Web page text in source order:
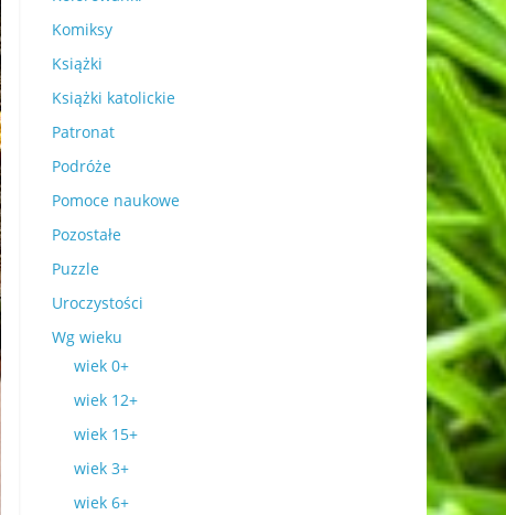
Komiksy
Książki
Książki katolickie
Patronat
Podróże
Pomoce naukowe
Pozostałe
Puzzle
Uroczystości
Wg wieku
wiek 0+
wiek 12+
wiek 15+
wiek 3+
wiek 6+